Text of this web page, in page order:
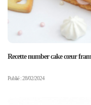
Recette number cake cœur
Publié : 28/02/2024